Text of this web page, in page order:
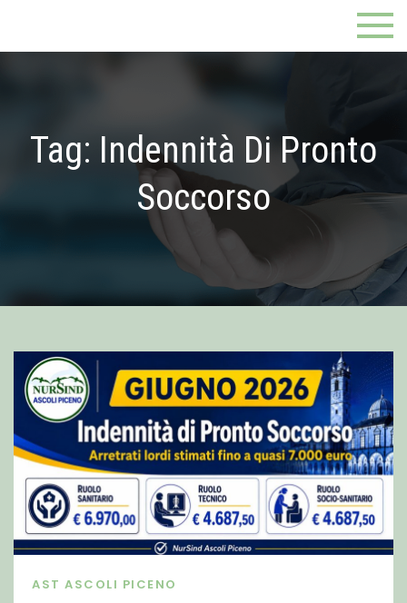
content
Tag: Indennità Di Pronto
Soccorso
AST ASCOLI PICENO